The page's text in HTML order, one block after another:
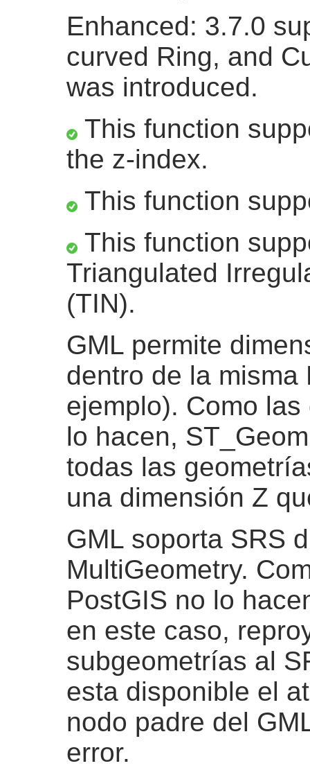
Enhanced: 3.7.0
curved Ring, and
was introduced.
This function
the z-index.
This function
This function
Triangulated
(TIN).
GML permite
dentro de la misma
ejemplo). Como
lo hacen,
todas las
una dimensión Z
GML soporta SRS
MultiGeometry.
PostGIS no lo
en este caso,
subgeometrías al
esta disponible el
nodo padre del
error.